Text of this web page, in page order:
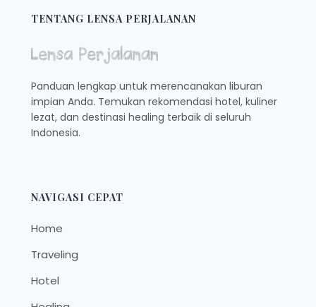
YANG
INSTAGRAMABLE
TENTANG LENSA PERJALANAN
Panduan lengkap untuk merencanakan liburan
impian Anda. Temukan rekomendasi hotel, kuliner
lezat, dan destinasi healing terbaik di seluruh
Indonesia.
NAVIGASI CEPAT
Home
Traveling
Hotel